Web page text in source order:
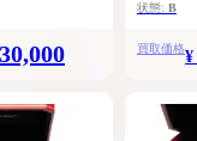
ウ
状態: B
買取価格¥